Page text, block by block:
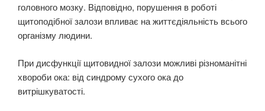
головного мозку. Відповідно, порушення в роботі
щитоподібної залози впливає на життєдіяльність всього
організму людини.
При дисфункції щитовидної залози можливі різноманітні
хвороби ока: від синдрому сухого ока до
витрішкуватості.